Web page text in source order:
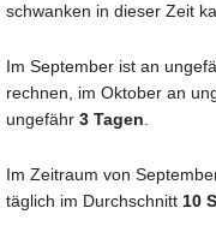
schwanken in dieser Zeit
Im September ist an
rechnen, im Oktober an
ungefähr 3 Tagen
Im Zeitraum von
täglich im Durchschnitt 10